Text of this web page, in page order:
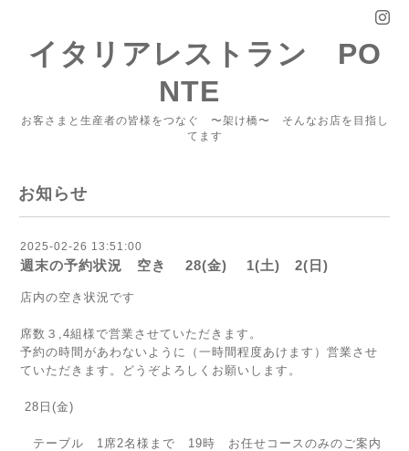
イタリアレストラン PO
NTE
お客さまと生産者の皆様をつなぐ 〜架け橋〜 そんなお店を目指し
てます
お知らせ
2025-02-26 13:51:00
週末の予約状況 空き 28(金) 1(土) 2(日)
店内の空き状況です
席数３,4組様で営業させていただきます。
予約の時間があわないように（一時間程度あけます）営業させ
ていただきます。どうぞよろしくお願いします。
28日(金)
テーブル 1席2名様まで 19時 お任せコースのみのご案内